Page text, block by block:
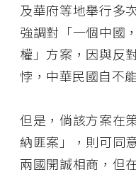
及華府等地舉行多
強調對「一個中國
權」方案，因與反
悖，中華民國自不
但是，倘該方案在
納匪案」，則可同
兩國開誠相商，但